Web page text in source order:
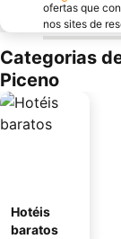
ofertas que
nos sites de
Categorias
Piceno
Hotéis
baratos